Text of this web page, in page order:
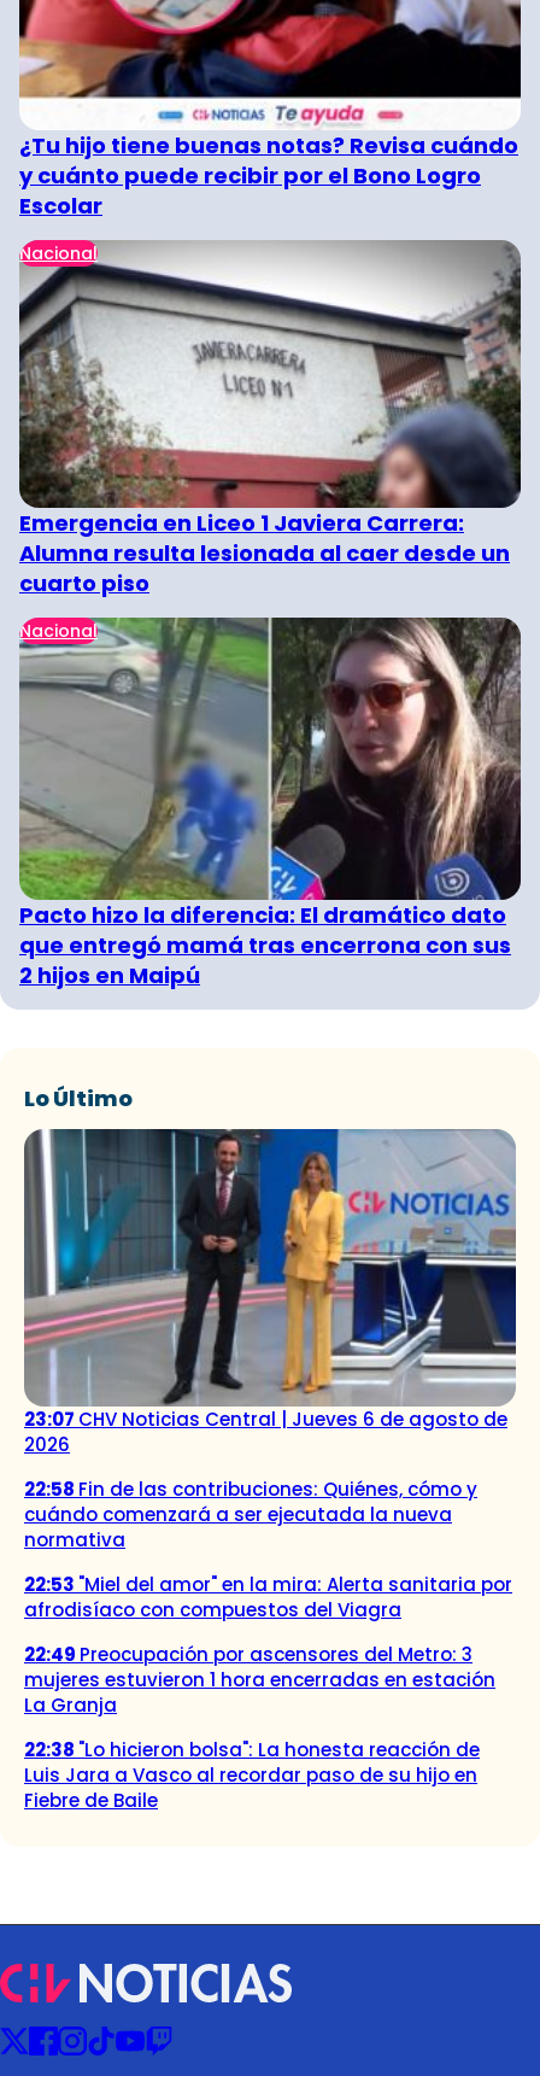
¿Tu hijo tiene buenas notas? Revisa cuándo
y cuánto puede recibir por el Bono Logro
Escolar
Nacional
Emergencia en Liceo 1 Javiera Carrera:
Alumna resulta lesionada al caer desde un
cuarto piso
Nacional
Pacto hizo la diferencia: El dramático dato
que entregó mamá tras encerrona con sus
2 hijos en Maipú
Lo Último
23:07 CHV Noticias Central | Jueves 6 de agosto de
2026
22:58 Fin de las contribuciones: Quiénes, cómo y
cuándo comenzará a ser ejecutada la nueva
normativa
22:53 "Miel del amor" en la mira: Alerta sanitaria por
afrodisíaco con compuestos del Viagra
22:49 Preocupación por ascensores del Metro: 3
mujeres estuvieron 1 hora encerradas en estación
La Granja
22:38 "Lo hicieron bolsa": La honesta reacción de
Luis Jara a Vasco al recordar paso de su hijo en
Fiebre de Baile